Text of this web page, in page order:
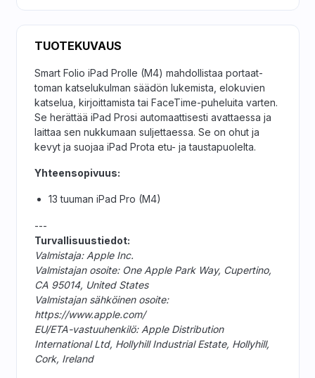
TUOTEKUVAUS
Smart Folio iPad Prolle (M4) mahdollistaa portaat­
toman katselu­kulman säädön lukemista, elokuvien
katselua, kirjoittamista tai FaceTime-puheluita varten.
Se herättää iPad Prosi automaattisesti avattaessa ja
laittaa sen nukkumaan suljettaessa. Se on ohut ja
kevyt ja suojaa iPad Prota etu- ja taustapuolelta.
Yhteensopivuus:
13 tuuman iPad Pro (M4)
---
Turvallisuustiedot:
Valmistaja: Apple Inc.
Valmistajan osoite: One Apple Park Way, Cupertino,
CA 95014, United States
Valmistajan sähköinen osoite:
https://www.apple.com/
EU/ETA-vastuuhenkilö: Apple Distribution
International Ltd, Hollyhill Industrial Estate, Hollyhill,
Cork, Ireland